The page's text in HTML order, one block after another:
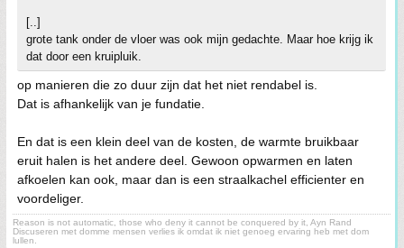
[..]
grote tank onder de vloer was ook mijn gedachte. Maar hoe krijg ik
dat door een kruipluik.
op manieren die zo duur zijn dat het niet rendabel is.
Dat is afhankelijk van je fundatie.
En dat is een klein deel van de kosten, de warmte bruikbaar
eruit halen is het andere deel. Gewoon opwarmen en laten
afkoelen kan ook, maar dan is een straalkachel efficienter en
voordeliger.
Reason is not automatic, those who deny it cannot be conquered by it, Ayn Rand
Discuseren met domme mensen verlies ik omdat ik niet genoeg ervaring heb met dom
lullen.